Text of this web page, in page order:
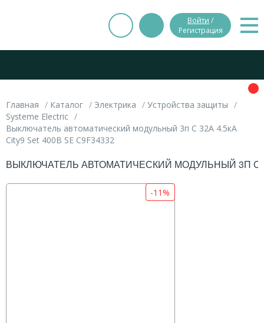
Войти /
Регистрация
Главная Каталог Электрика
Устройства защиты
Systeme Electric
Выключатель автоматический модульный 3п C 32А 4.5кА
City9 Set 400В SE C9F34332
ВЫКЛЮЧАТЕЛЬ АВТОМАТИЧЕСКИЙ МОДУЛЬНЫЙ 3П C
-11%